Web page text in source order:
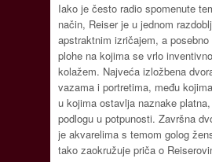
Iako je često radio spomenute
način, Reiser je u jednom
apstraktnim izričajem, a
plohe na kojima se vrlo
kolažem. Najveća izložbena
vazama i portretima, među
u kojima ostavlja naznake
podlogu u potpunosti. Završna
je akvarelima s temom golog
tako zaokružuje priča o